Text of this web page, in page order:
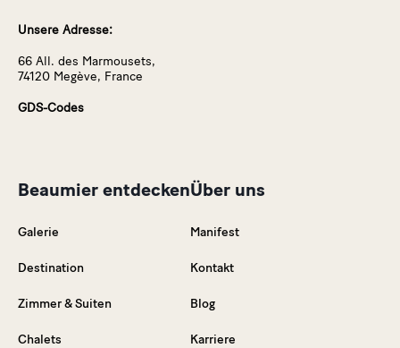
Unsere Adresse:
66 All. des Marmousets,
74120 Megève, France
GDS-Codes
Beaumier entdecken
Galerie
Destination
Zimmer & Suiten
Chalets
Über uns
Manifest
Kontakt
Blog
Karriere